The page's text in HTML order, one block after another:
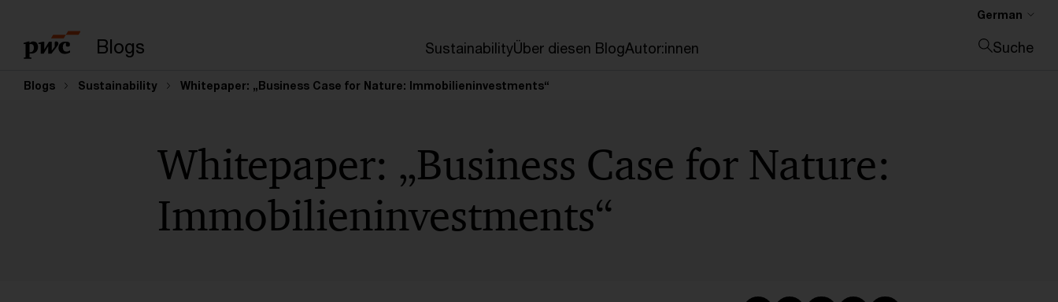
Blogs SustainabilityÜber diesen BlogAutor:innen
German
Suche
Blogs Sustainability Whitepaper: „Business Case for Nature: Immobilieninvestments“
Whitepaper: „Business Case for Nature:
Immobilieninvestments“